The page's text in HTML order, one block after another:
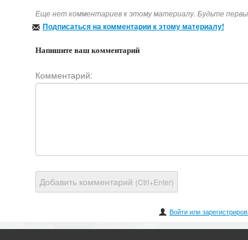
Еще нет комментариев к этому материалу. Будьте
Подписаться на комментарии к этому материалу!
Напишите ваш комментарий
Комментарий:
Добавить комментарий (Ctrl+Enter)
Войти или